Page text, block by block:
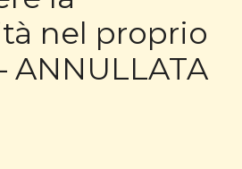
nel proprio
ANNULLATA